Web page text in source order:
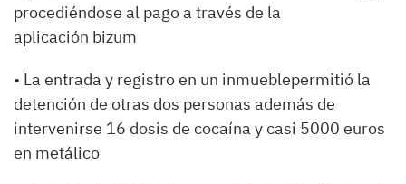
procediéndose al pago a través de la
aplicación bizum
• La entrada y registro en un inmueblepermitió la
detención de otras dos personas además de
intervenirse 16 dosis de cocaína y casi 5000 euros
en metálico